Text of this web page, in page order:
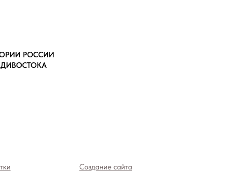
РОССИИ
Создание сайта